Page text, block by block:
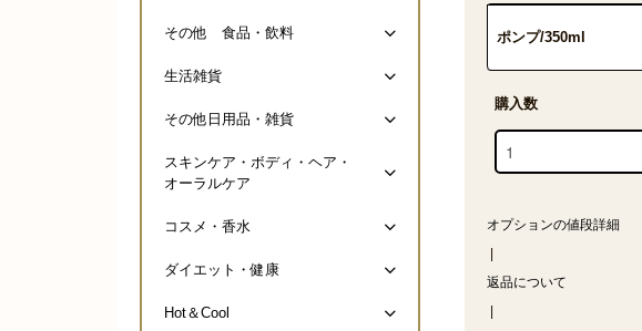
ポンプ/350ml
購入数
オプションの値段詳細
返品について
その他 食品・飲料
生活雑貨
その他日用品・雑貨
スキンケア・ボディ・ヘア・
オーラルケア
コスメ・香水
ダイエット・健康
Hot＆Cool